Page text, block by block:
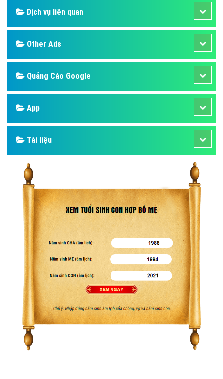
Dịch vụ liên quan
Other Ads
Quảng Cáo Google
App
Tài liệu